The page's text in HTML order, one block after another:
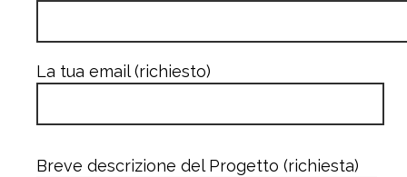
La tua email (richiesto)
Breve descrizione del Progetto (richiesta)